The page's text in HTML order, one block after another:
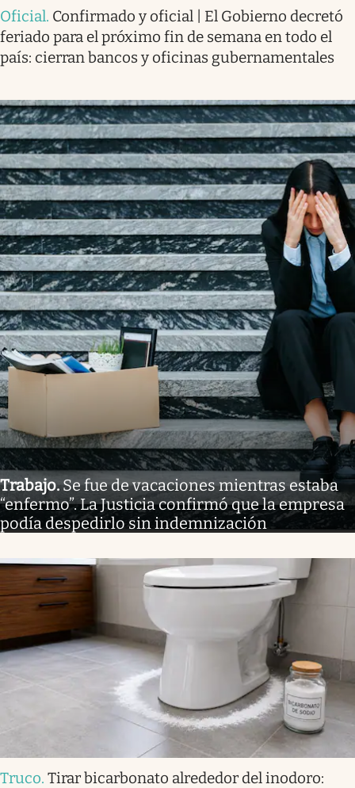
Oficial. Confirmado y oficial | El Gobierno decretó
feriado para el próximo fin de semana en todo el
país: cierran bancos y oficinas gubernamentales
Trabajo.Se fue de vacaciones mientras estaba
“enfermo”. La Justicia confirmó que la empresa
podía despedirlo sin indemnización
Truco. Tirar bicarbonato alrededor del inodoro: